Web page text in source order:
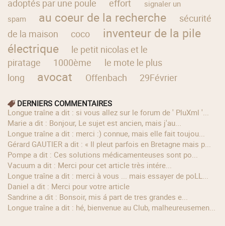
adoptés par une poule
effort
signaler un
spam
au coeur de la recherche
sécurité
de la maison
coco
inventeur de la pile
électrique
le petit nicolas et le
piratage
1000ème
le mote le plus
long
avocat Offenbach 29Février
DERNIERS COMMENTAIRES
longue traîne a dit : si vous allez sur le forum de ' PluXml '...
Marie a dit : Bonjour, Le sujet est ancien, mais j'au...
longue traîne a dit : merci :) connue, mais elle fait toujou...
Gérard GAUTIER a dit : « Il pleut parfois en Bretagne mais p...
Pompe a dit : Ces solutions médicamenteuses sont po...
Vacuum a dit : Merci pour cet article très intére...
longue traîne a dit : merci à vous ... mais essayer de poLL...
Daniel a dit : Merci pour votre article
Sandrine a dit : Bonsoir, mis á part de tres grandes e...
longue traîne a dit : hé, bienvenue au Club, malheureusemen...